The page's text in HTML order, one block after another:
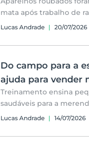
mata após trabalho de
Lucas Andrade | 20/07/2026
Do campo para a
ajuda para vender
Treinamento ensina
saudáveis para a
Lucas Andrade | 14/07/2026